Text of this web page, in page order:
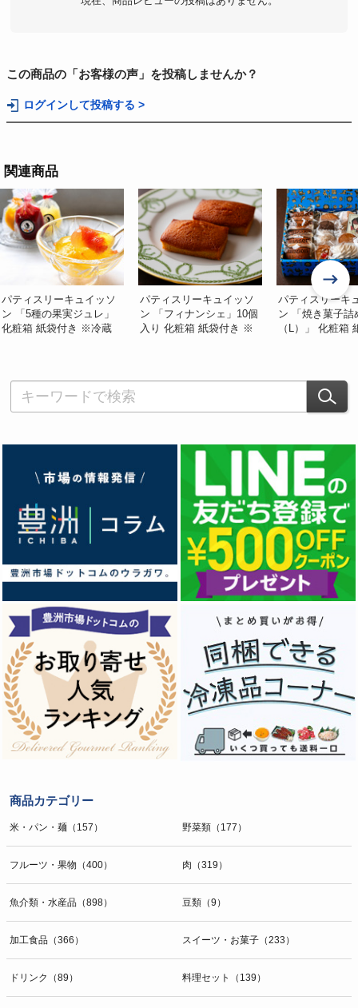
この商品の「お客様の声」を投稿しませんか？
ログインして投稿する >
関連商品
パティスリーキュイッソ
ン 「5種の果実ジュレ」
化粧箱 紙袋付き ※冷蔵
パティスリーキュイッソ
ン 「フィナンシェ」10個
入り 化粧箱 紙袋付き ※
パティスリーキ
ン 「焼き菓子詰
（L）」 化粧箱
商品カテゴリー
米・パン・麺（157） 野菜類（177）
フルーツ・果物（400） 肉（319）
魚介類・水産品（898） 豆類（9）
加工食品（366） スイーツ・お菓子（233）
ドリンク（89） 料理セット（139）